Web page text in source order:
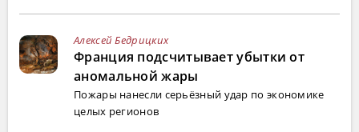
Алексей Бедрицких
Франция подсчитывает убытки от
аномальной жары
Пожары нанесли серьёзный удар по экономике
целых регионов